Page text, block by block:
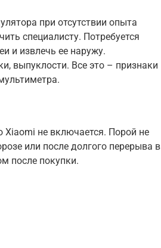
при отсутствии опыта
специалисту. Потребуется
и извлечь ее наружу.
выпуклости. Все это – признаки
Xiaomi не включается. Порой не
или после долгого перерыва в
после покупки.